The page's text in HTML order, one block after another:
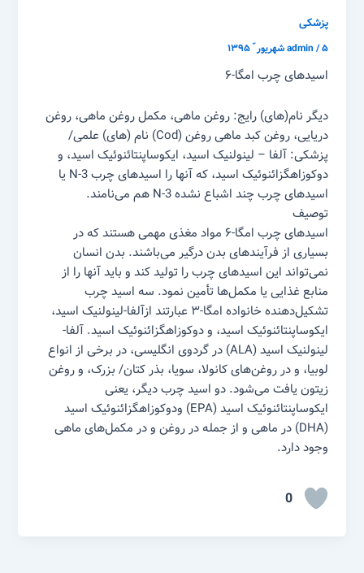
پزشکی
admin/۵ شهریور ّ ۱۳۹۵
اسید‌های چرب امگا-۶
دیگر نام‌(های) رایج: روغن ماهی، مکمل روغن ماهی، روغن
دریایی، روغن کبد ماهی روغن (Cod) نام (های) علمی/
پزشکی: آلفا – لینولنیک اسید، ایکوساپنتائنوئیک اسید، و
دوکوزاهگزائنوئیک اسید، که آنها را اسید‌های چرب N-3 یا
اسید‌های چرب چند اشباع نشده N-3 هم می‌نامند.
توصیف
اسید‌های چرب امگا-۶ مواد مغذی مهمی هستند که در
بسیاری از فرآیند‌های بدن درگیر می‌باشند. بدن انسان
نمی‌تواند این اسید‌های چرب را تولید کند و باید آنها را از
منابع غذایی یا مکمل‌ها تأمین نمود. سه اسید چرب
تشکیل‌دهنده خانواده امگا-۳ عبارتند ازآلفا-لینولنیک اسید،
ایکوساپنتائنوئیک اسید، و دوکوزاهگزائنوئیک اسید. آلفا-
لینولنیک اسید (ALA) در گردوی انگلیسی، در برخی از انواع
لوبیا، و در روغن‌های کانولا، سویا، بذر کتان/ بزرک، و روغن
زیتون یافت می‌شود. دو اسید چرب دیگر، یعنی
ایکوساپنتائنوئیک اسید (EPA) ودوکوزاهگزائنوئیک اسید
(DHA) در ماهی و از جمله در روغن و در مکمل‌های ماهی
وجود دارد.
0